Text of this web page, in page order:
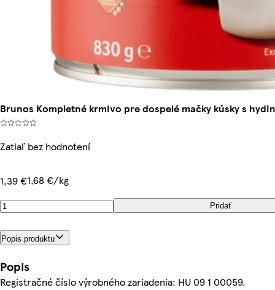
Brunos Kompletné krmivo pre dospelé mačky kúsky s
Zatiaľ bez hodnotení
1,39 €1,68 €/kg
Pridať
Popis produktu
Popis
Registračné číslo výrobného zariadenia: HU 09 1 00059.